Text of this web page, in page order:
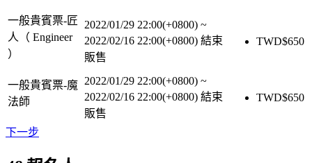
一般貴賓票-匠
人（ Engineer
）
2022/01/29 22:00(+0800) ~
2022/02/16 22:00(+0800) 結束
販售
TWD$650
一般貴賓票-魔
法師
2022/01/29 22:00(+0800) ~
2022/02/16 22:00(+0800) 結束
販售
TWD$650
下一步